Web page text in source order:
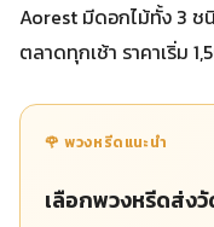
Aorest มีดอกไม้ทั้ง 3
ตลาดทุกเช้า ราคาเริ่ม
🌹 พวงหรีดแนะนำ
เลือกพวงหรีดส่งวั